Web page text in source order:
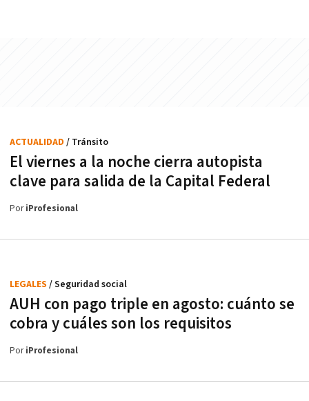
El viernes a la noche cierra autopista
clave para salida de la Capital Federal
ACTUALIDAD / Tránsito
PoriProfesional
AUH con pago triple en agosto: cuánto se
cobra y cuáles son los requisitos
LEGALES / Seguridad social
PoriProfesional